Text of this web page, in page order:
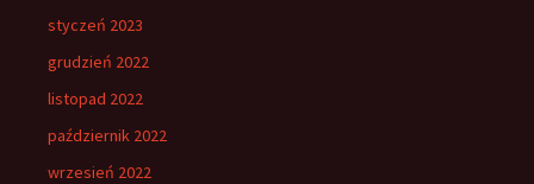
styczeń 2023
grudzień 2022
listopad 2022
październik 2022
wrzesień 2022